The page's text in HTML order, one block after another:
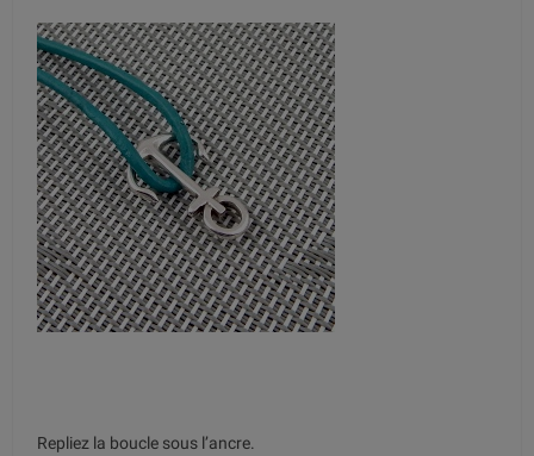
Repliez la boucle sous l’ancre.